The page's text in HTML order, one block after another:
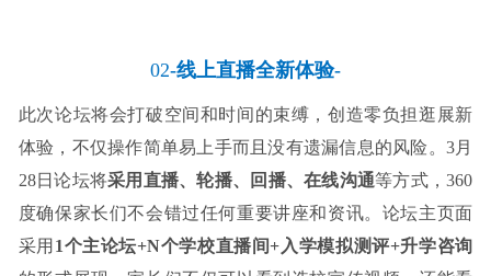
02-线上直播全新体验-
此次论坛将会打破空间和时间的束缚，创造零负担逛展新
体验，不仅操作简单易上手而且没有遗漏信息的风险。3月
28日论坛将采用直播、轮播、回播、在线沟通等方式，360
度确保家长们不会错过任何重要讲座和资讯。论坛主页面
采用 1个主论坛+N个学校直播间+入学模拟测评+升学咨询